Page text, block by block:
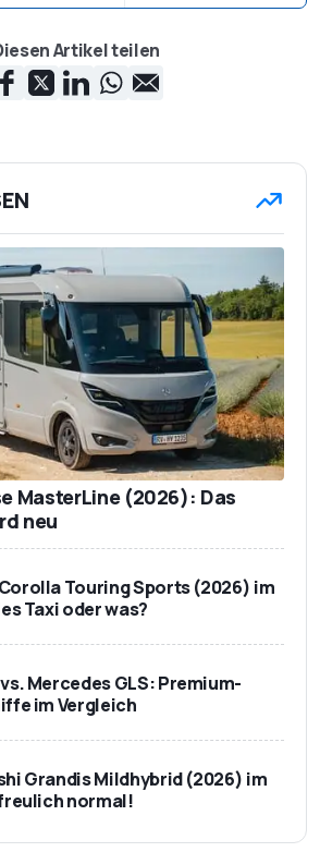
Artikel teilen
MasterLine (2026): Das
neu
Touring Sports (2026) im
Taxi oder was?
Mercedes GLS: Premium-
im Vergleich
Grandis Mildhybrid (2026) im
normal!